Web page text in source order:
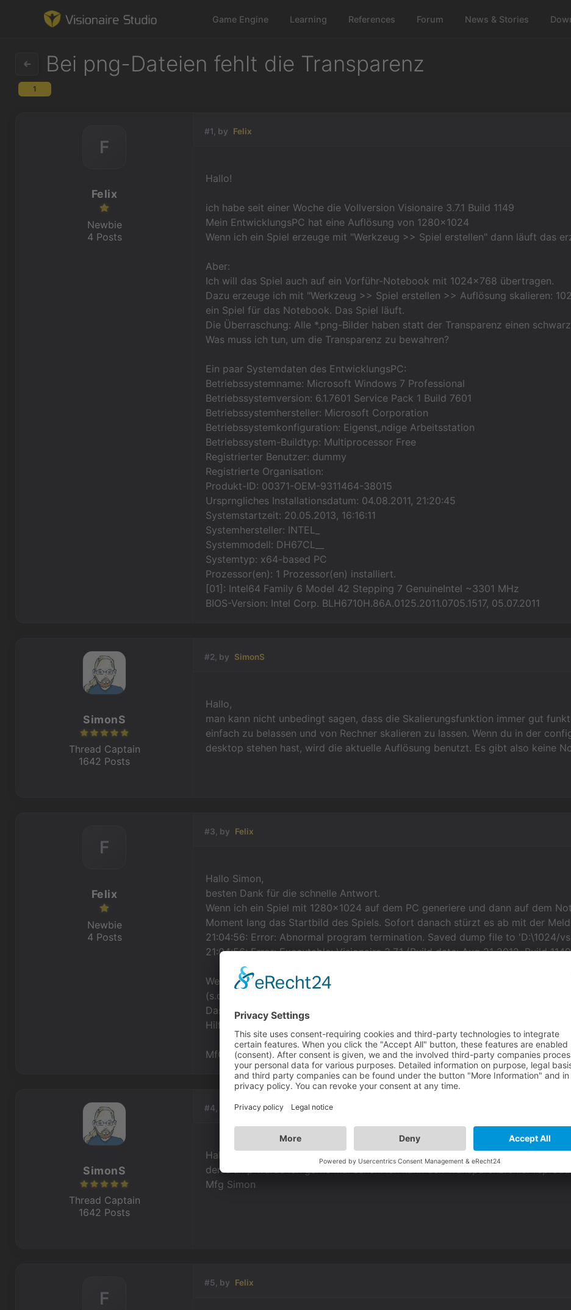
Game Engine Learning References Forum News & Stories
Forum
News & Stories
Bei png-Dateien fehlt die Transparenz
1
#1, by Felix
Hallo!
ich habe seit einer Woche die Vollversion Visionaire 3.7.1 Build 1149
Mein EntwicklungsPC hat eine Auflösung von 1280x1024
Wenn ich ein Spiel erzeuge mit "Werkzeug >> Spiel erstellen" dann läuft das
Aber:
Ich will das Spiel auch auf ein Vorführ-Notebook mit 1024x768 übertragen.
Dazu erzeuge ich mit "Werkzeug >> Spiel erstellen >> Auflösung skalieren:
ein Spiel für das Notebook. Das Spiel läuft.
Die Überraschung: Alle *.png-Bilder haben statt der Transparenz einen
Was muss ich tun, um die Transparenz zu bewahren?
Ein paar Systemdaten des EntwicklungsPC:
Betriebssystemname: Microsoft Windows 7 Professional
Betriebssystemversion: 6.1.7601 Service Pack 1 Build 7601
Betriebssystemhersteller: Microsoft Corporation
Betriebssystemkonfiguration: Eigenst„ndige Arbeitsstation
Betriebssystem-Buildtyp: Multiprocessor Free
Registrierter Benutzer: dummy
Registrierte Organisation:
Produkt-ID: 00371-OEM-9311464-38015
Ursprngliches Installationsdatum: 04.08.2011, 21:20:45
Systemstartzeit: 20.05.2013, 16:16:11
Systemhersteller: INTEL_
Systemmodell: DH67CL__
Systemtyp: x64-based PC
Prozessor(en): 1 Prozessor(en) installiert.
[01]: Intel64 Family 6 Model 42 Stepping 7 GenuineIntel ~3301 MHz
BIOS-Version: Intel Corp. BLH6710H.86A.0125.2011.0705.1517, 05.07.2011
F
Felix
Newbie
4 Posts
#2, by SimonS
Hallo,
man kann nicht unbedingt sagen, dass die Skalierungsfunktion immer gut
einfach zu belassen und von Rechner skalieren zu lassen. Wenn du in der
desktop stehen hast, wird die aktuelle Auflösung benutzt. Es gibt also keine
SimonS
Thread Captain
1642 Posts
#3, by Felix
Hallo Simon,
besten Dank für die schnelle Antwort.
Wenn ich ein Spiel mit 1280x1024 auf dem PC generiere und dann auf dem
Moment lang das Startbild des Spiels. Sofort danach stürzt es ab mit der
21:04:56: Error: Abnormal program termination. Saved dump file to 'D:\1024/
21:04:56: Error: Executable: Visionaire 3.7.1 (Build date: Aug 21 2012, Build
Wenn ich es mit der Auflösung 1024x768 skaliere und generiere, läuft es
(s.o.). Warum weigert sich mein Notebook beim Skalieren?
Das Notebook läuft mit XP
Hilft der Dump weiter evtl. bei der Lösung?
MfG Felix
F
Felix
Newbie
4 Posts
#4, by SimonS
Hallo Felix,
den Dump würde ich gerne mal sehen. Ich kann den Transparenzfehler
Mfg Simon
SimonS
Thread Captain
1642 Posts
#5, by Felix
F